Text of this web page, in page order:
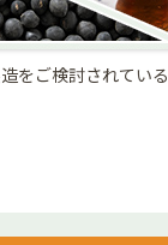
をご検討されている